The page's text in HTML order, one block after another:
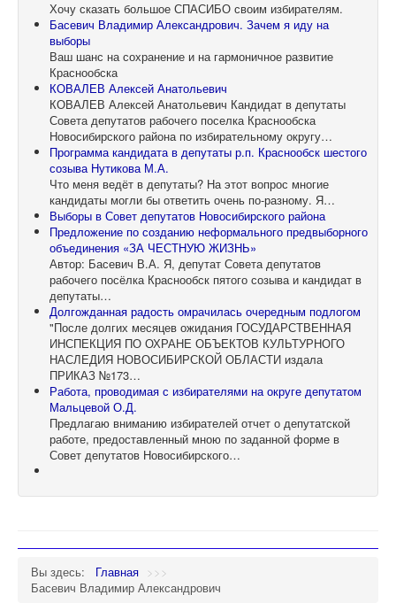
Хочу сказать большое СПАСИБО своим избирателям.
Басевич Владимир Александрович. Зачем я иду на
выборы
Ваш шанс на сохранение и на гармоничное развитие
Краснообска
КОВАЛЕВ Алексей Анатольевич
КОВАЛЕВ Алексей Анатольевич Кандидат в депутаты
Совета депутатов рабочего поселка Краснообска
Новосибирского района по избирательному округу…
Программа кандидата в депутаты р.п. Краснообск шестого
созыва Нутикова М.А.
Что меня ведёт в депутаты? На этот вопрос многие
кандидаты могли бы ответить очень по-разному. Я…
Выборы в Совет депутатов Новосибирского района
Предложение по созданию неформального предвыборного
объединения «ЗА ЧЕСТНУЮ ЖИЗНЬ»
Автор: Басевич В.А. Я, депутат Совета депутатов
рабочего посёлка Краснообск пятого созыва и кандидат в
депутаты…
Долгожданная радость омрачилась очередным подлогом
"После долгих месяцев ожидания ГОСУДАРСТВЕННАЯ
ИНСПЕКЦИЯ ПО ОХРАНЕ ОБЪЕКТОВ КУЛЬТУРНОГО
НАСЛЕДИЯ НОВОСИБИРСКОЙ ОБЛАСТИ издала
ПРИКАЗ №173…
Работа, проводимая с избирателями на округе депутатом
Мальцевой О.Д.
Предлагаю вниманию избирателей отчет о депутатской
работе, предоставленный мною по заданной форме в
Совет депутатов Новосибирского…
Вы здесь: Главная >>>
Басевич Владимир Александрович